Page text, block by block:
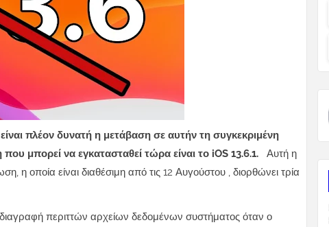
πλέον δυνατή η μετάβαση σε αυτήν τη συγκεκριμένη
μπορεί να εγκατασταθεί τώρα είναι το iOS 13.6.1. Αυτή η
η οποία είναι διαθέσιμη από τις 12 Αυγούστου , διορθώνει τρία
περιττών αρχείων δεδομένων συστήματος όταν ο